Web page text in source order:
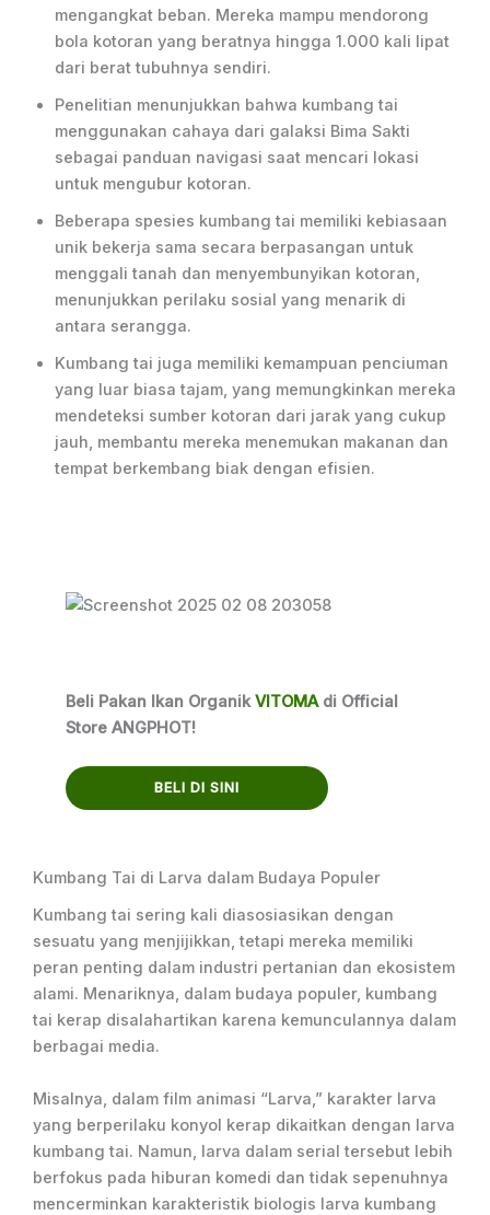
mengangkat beban. Mereka mampu mendorong
bola kotoran yang beratnya hingga 1.000 kali lipat
dari berat tubuhnya sendiri.
Penelitian menunjukkan bahwa kumbang tai
menggunakan cahaya dari galaksi Bima Sakti
sebagai panduan navigasi saat mencari lokasi
untuk mengubur kotoran.
Beberapa spesies kumbang tai memiliki kebiasaan
unik bekerja sama secara berpasangan untuk
menggali tanah dan menyembunyikan kotoran,
menunjukkan perilaku sosial yang menarik di
antara serangga.
Kumbang tai juga memiliki kemampuan penciuman
yang luar biasa tajam, yang memungkinkan mereka
mendeteksi sumber kotoran dari jarak yang cukup
jauh, membantu mereka menemukan makanan dan
tempat berkembang biak dengan efisien.
Beli Pakan Ikan OrganikVITOMAdi Official
Store ANGPHOT!
BELI DI SINI
Kumbang Tai di Larva dalam Budaya Populer
Kumbang tai sering kali diasosiasikan dengan
sesuatu yang menjijikkan, tetapi mereka memiliki
peran penting dalam industri pertanian dan ekosistem
alami. Menariknya, dalam budaya populer, kumbang
tai kerap disalahartikan karena kemunculannya dalam
berbagai media.
Misalnya, dalam film animasi “Larva,” karakter larva
yang berperilaku konyol kerap dikaitkan dengan larva
kumbang tai. Namun, larva dalam serial tersebut lebih
berfokus pada hiburan komedi dan tidak sepenuhnya
mencerminkan karakteristik biologis larva kumbang